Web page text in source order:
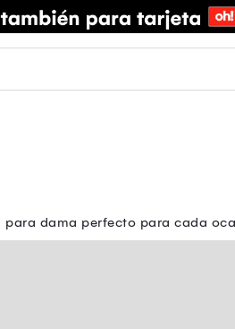
dama perfecto para cada